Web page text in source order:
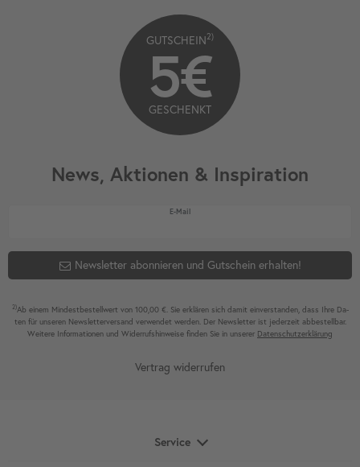
News, Aktionen & Inspiration
E-MailNewsletter Honig
Newsletter abonnieren und Gutschein erhalten!
2)Ab einem Mindest­bestell­wert von 100,00 €. Sie erklären sich damit ein­ver­standen, dass Ihre Da­
ten für unseren News­letter­versand ver­wen­det werden. Der News­letter ist jeder­zeit ab­bestel­lbar.
Weitere Infor­mationen und Wider­rufshin­weise finden Sie in unserer Daten­schutz­erklärung
GUTSCHEIN2)
5€
GESCHENKT
Vertrag widerrufen
Service